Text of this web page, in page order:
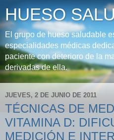
HUESO
El grupo de hueso saludable
especialidades médicas
paciente con deterioro de la
derivadas de ella.
JUEVES, 2 DE JUNIO DE 2011
TÉCNICAS DE
VITAMINA D:
MEDICIÓN E